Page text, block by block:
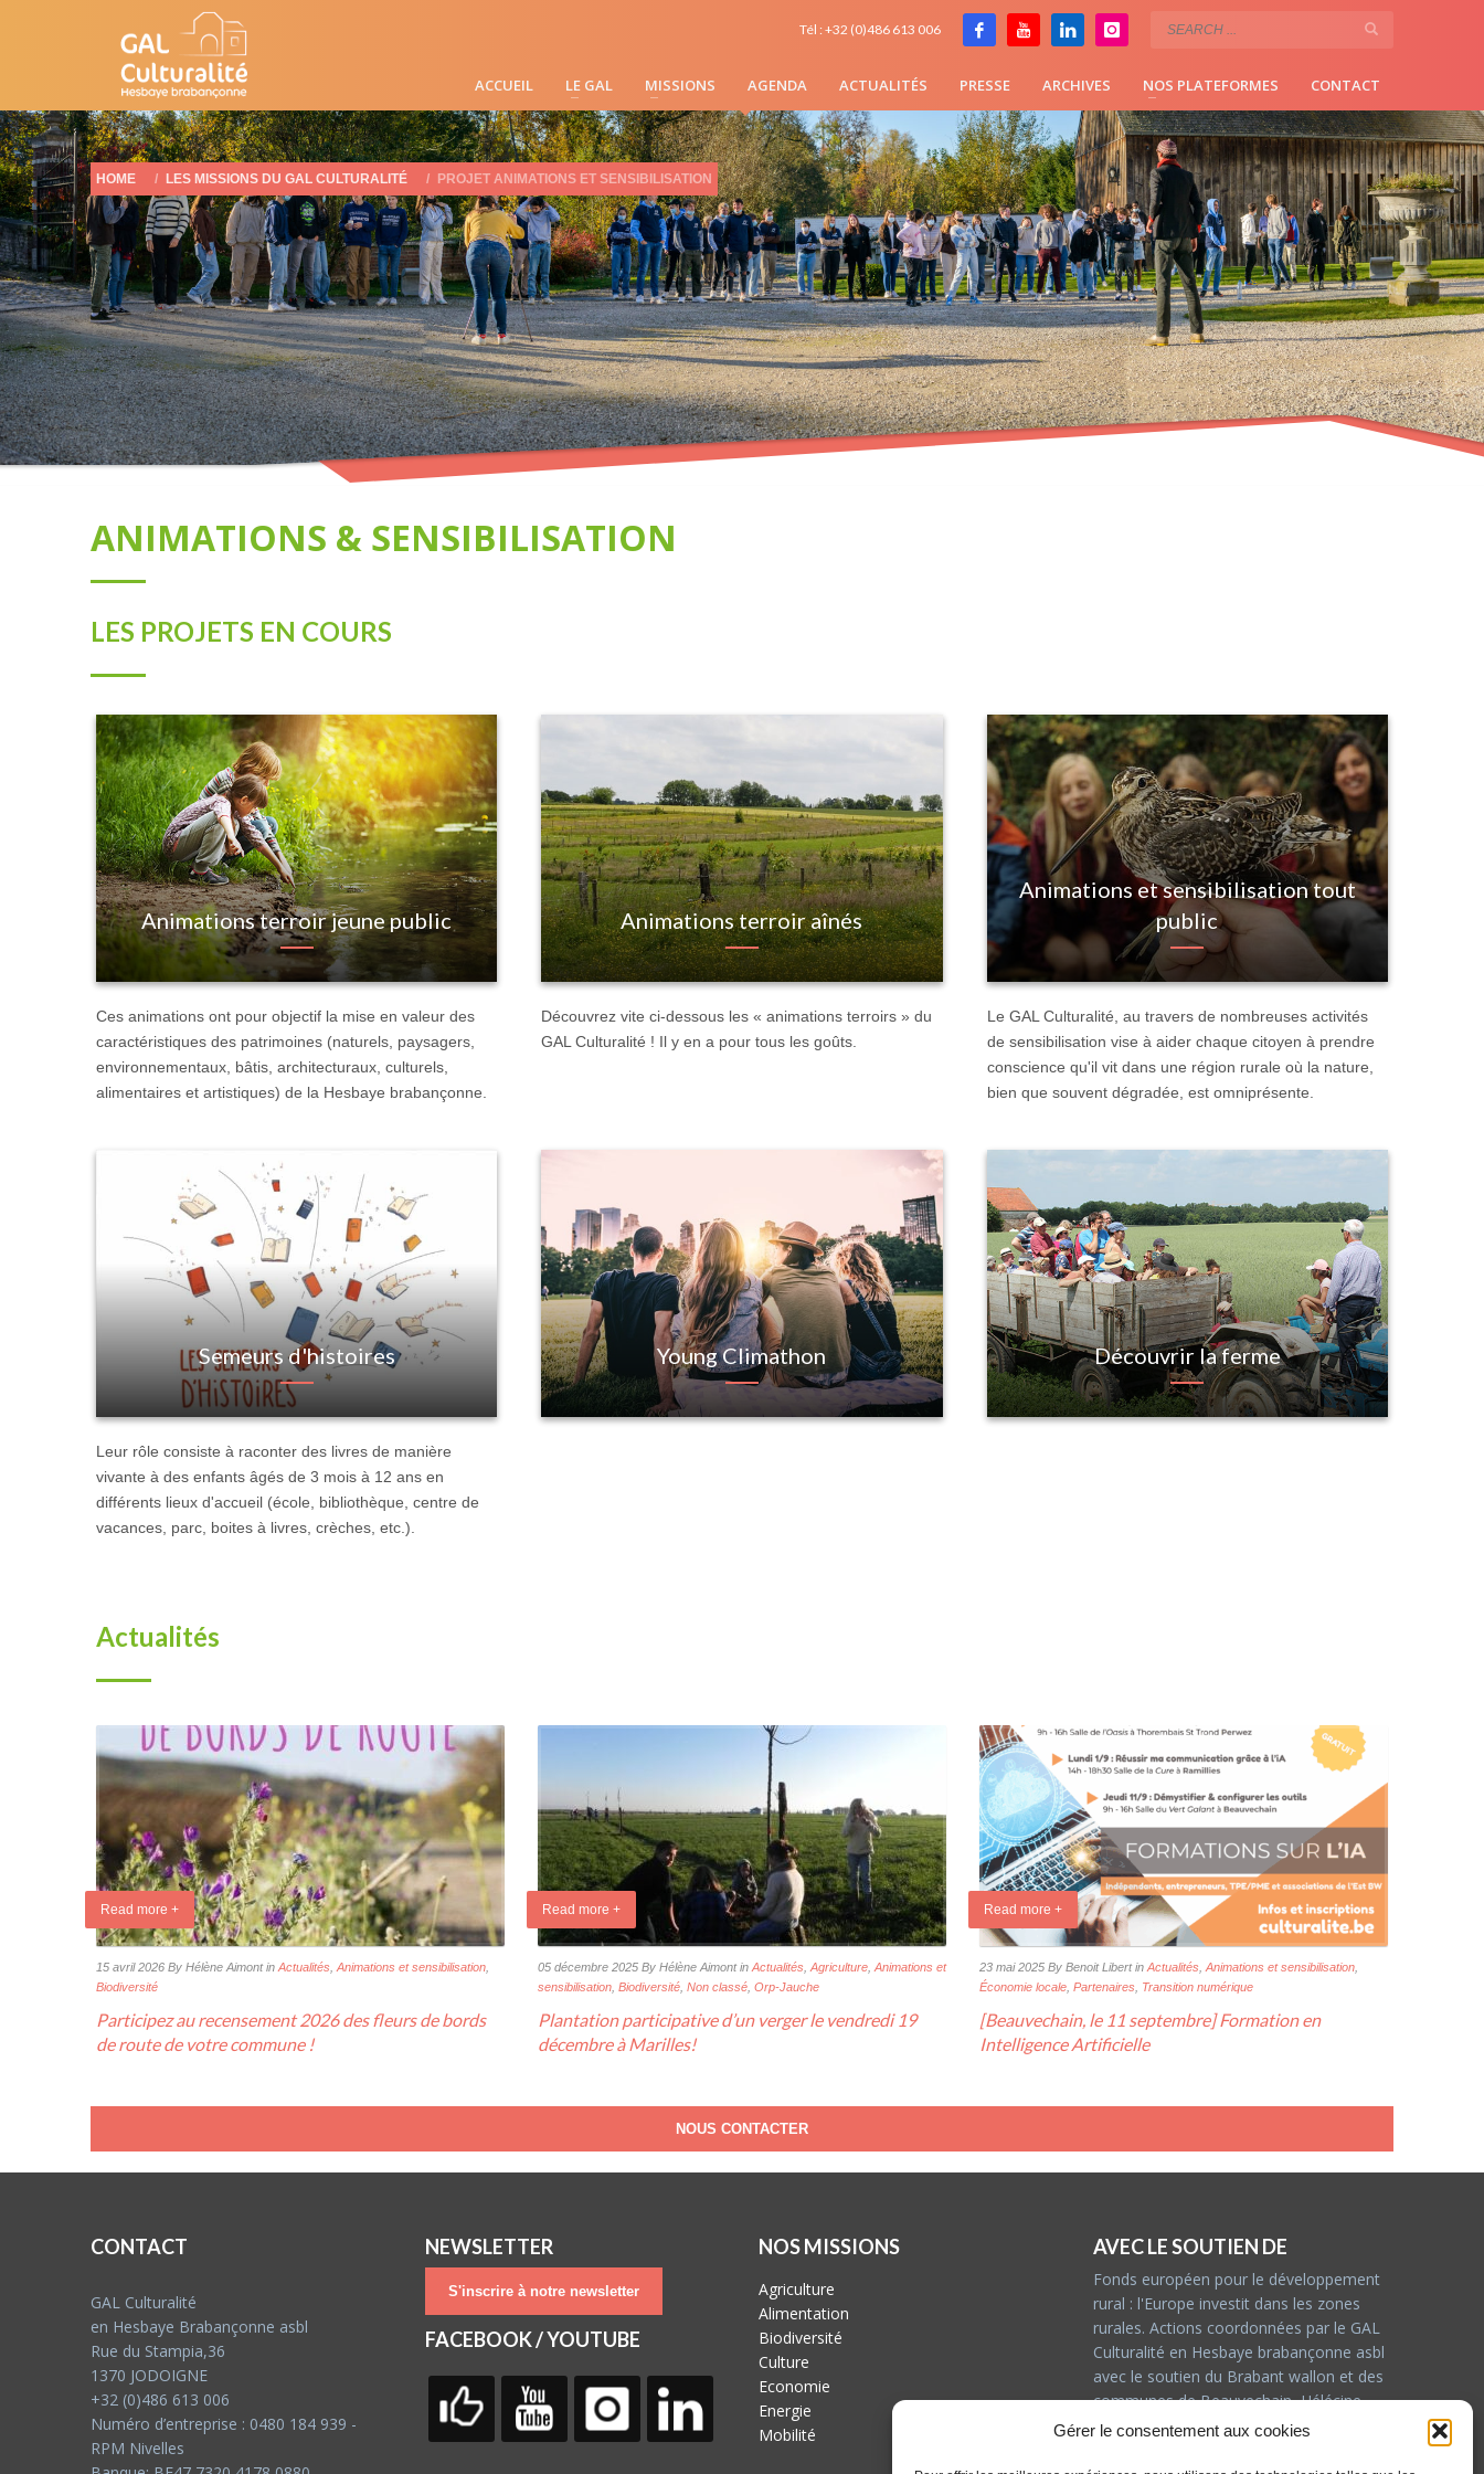
Gérer le consentement aux cookies
Tél : +32 (0)486 613 006
ACCUEIL LE GAL MISSIONS AGENDA ACTUALITÉS PRESSE ARCHIVES NOS PLATEFORMES CONTACT
HOME LES MISSIONS DU GAL CULTURALITÉ PROJET ANIMATIONS ET SENSIBILISATION
ANIMATIONS & SENSIBILISATION
LES PROJETS EN COURS
Animations terroir jeune public
Ces animations ont pour objectif la mise en valeur des
caractéristiques des patrimoines (naturels, paysagers,
environnementaux, bâtis, architecturaux, culturels,
alimentaires et artistiques) de la Hesbaye brabançonne.
Animations terroir aînés
Découvrez vite ci-dessous les « animations terroirs » du
GAL Culturalité ! Il y en a pour tous les goûts.
Animations et sensibilisation tout
public
Le GAL Culturalité, au travers de nombreuses activités
de sensibilisation vise à aider chaque citoyen à prendre
conscience qu'il vit dans une région rurale où la nature,
bien que souvent dégradée, est omniprésente.
Semeurs d'histoires
Leur rôle consiste à raconter des livres de manière
vivante à des enfants âgés de 3 mois à 12 ans en
différents lieux d'accueil (école, bibliothèque, centre de
vacances, parc, boites à livres, crèches, etc.).
Young Climathon Découvrir la ferme
Actualités
Read more +
15 avril 2026 By Hélène Aimont inActualités,Animations et sensibilisation,
Biodiversité
Participez au recensement 2026 des fleurs de bords
de route de votre commune !
Read more +
05 décembre 2025 By Hélène Aimont inActualités,Agriculture,Animations et
sensibilisation, Biodiversité, Non classé, Orp-Jauche
Plantation participative d’un verger le vendredi 19
décembre à Marilles!
Read more +
23 mai 2025 By Benoit Libert inActualités,Animations et sensibilisation,
Économie locale, Partenaires, Transition numérique
[Beauvechain, le 11 septembre] Formation en
Intelligence Artificielle
NOUS CONTACTER
CONTACT
GAL Culturalité
en Hesbaye Brabançonne asbl
Rue du Stampia,36
1370 JODOIGNE
+32 (0)486 613 006
Numéro d’entreprise : 0480 184 939 -
RPM Nivelles
NEWSLETTER
S'inscrire à notre newsletter
FACEBOOK / YOUTUBE
NOS MISSIONS
Agriculture
Alimentation
Biodiversité
Culture
Economie
Energie
Mobilité
AVEC LE SOUTIEN DE
Fonds européen pour le développement
rural : l'Europe investit dans les zones
rurales. Actions coordonnées par le GAL
Culturalité en Hesbaye brabançonne asbl
avec le soutien du Brabant wallon et des
communes de Beauvechain, Hélécine,
Incourt, Jodoigne, Orp-jauche, Perwez et